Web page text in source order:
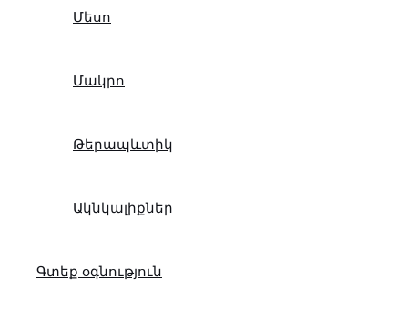
Մեսո
Մակրո
Թերապևտիկ
Ակնկալիքներ
Գտեք օգնություն